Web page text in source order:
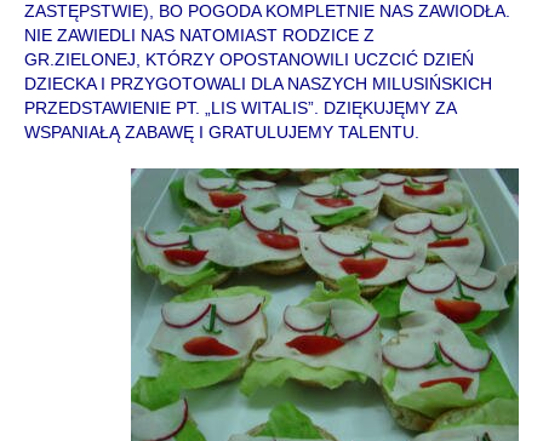
ZASTĘPSTWIE), BO POGODA KOMPLETNIE NAS ZAWIODŁA.
NIE ZAWIEDLI NAS NATOMIAST RODZICE Z
GR.ZIELONEJ, KTÓRZY OPOSTANOWILI UCZCIĆ DZIEŃ
DZIECKA I PRZYGOTOWALI DLA NASZYCH MILUSIŃSKICH
PRZEDSTAWIENIE PT. „LIS WITALIS”. DZIĘKUJĘMY ZA
WSPANIAŁĄ ZABAWĘ I GRATULUJEMY TALENTU.